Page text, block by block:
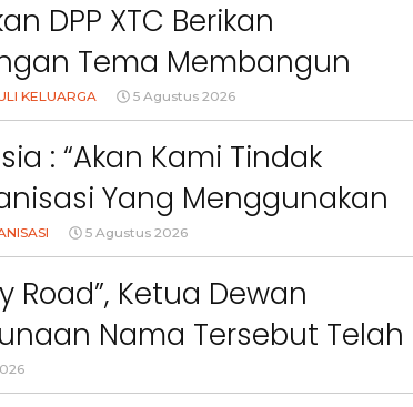
DPP XTC Berikan
Tema Membangun
Dalam Menjaga
Di Era Digital
KELUARGA 5 Agustus 2026
: “Akan Kami Tindak
Yang Menggunakan
Bendera Dan Slogan
5 Agustus 2026
Road”, Ketua Dewan
Nama Tersebut Telah
Perundang-